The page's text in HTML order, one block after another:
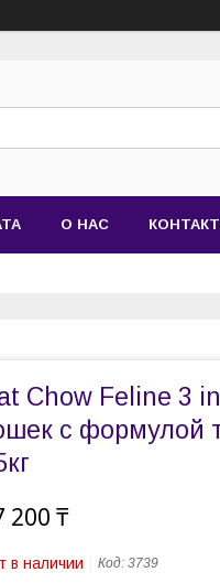
О НАС
Chow Feline 3
с формулой
200 ₸
в наличии Код: 3739